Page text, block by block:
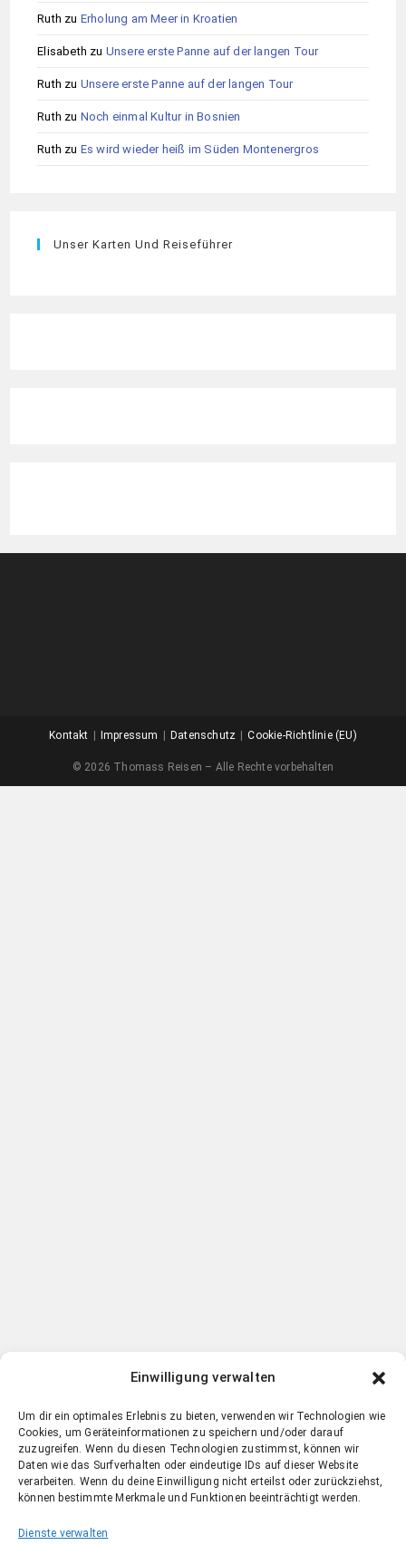
Einwilligung verwalten
Um dir ein optimales Erlebnis zu bieten, verwenden wir Technologien wie
Cookies, um Geräteinformationen zu speichern und/oder darauf
zuzugreifen. Wenn du diesen Technologien zustimmst, können wir
Daten wie das Surfverhalten oder eindeutige IDs auf dieser Website
verarbeiten. Wenn du deine Einwilligung nicht erteilst oder zurückziehst,
können bestimmte Merkmale und Funktionen beeinträchtigt werden.
Dienste verwalten
Ruth zu Erholung am Meer in Kroatien
Elisabeth zu Unsere erste Panne auf der langen Tour
Ruth zu Unsere erste Panne auf der langen Tour
Ruth zu Noch einmal Kultur in Bosnien
Ruth zu Es wird wieder heiß im Süden Montenergros
Unser Karten Und Reiseführer
Kontakt Impressum Datenschutz Cookie-Richtlinie (EU)
© 2026 Thomass Reisen – Alle Rechte vorbehalten